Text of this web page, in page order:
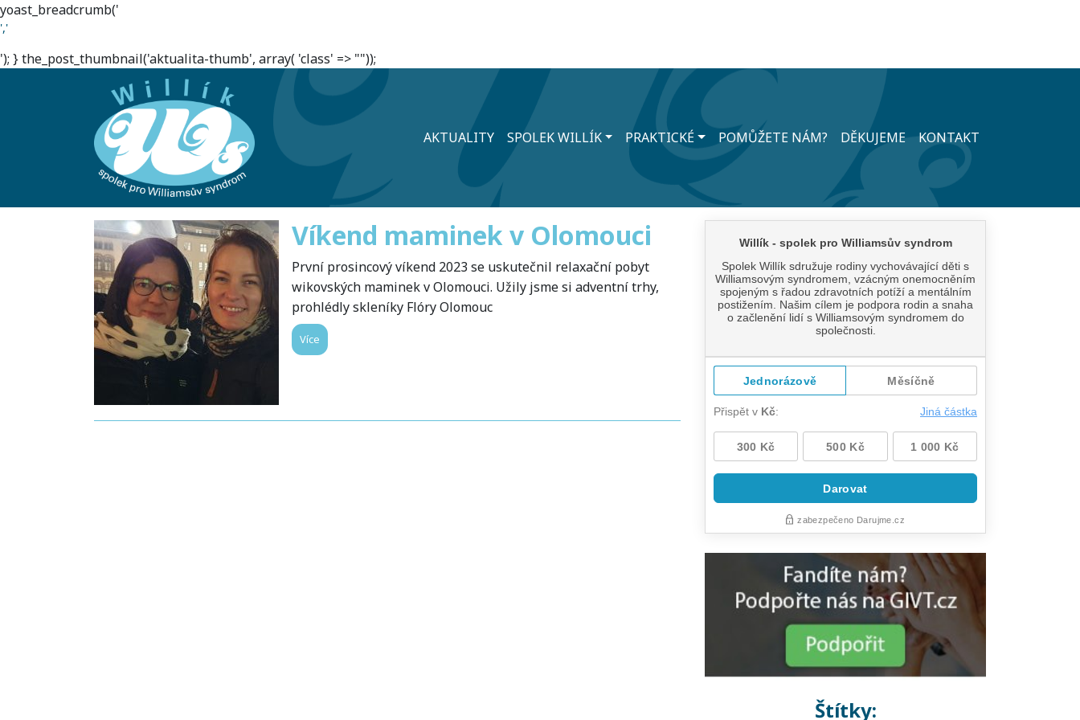
yoast_breadcrumb('
','
'); } the_post_thumbnail('aktualita-thumb', array( 'class' => ""));
AKTUALITY SPOLEK WILLÍK PRAKTICKÉ POMŮŽETE NÁM? DĚKUJEME KONTAKT
Víkend maminek v Olomouci
První prosincový víkend 2023 se uskutečnil relaxační pobyt
wikovských maminek v Olomouci. Užily jsme si adventní trhy,
prohlédly skleníky Flóry Olomouc
Více
Štítky: